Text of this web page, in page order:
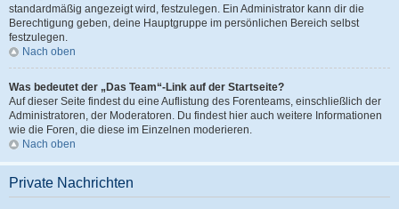
standardmäßig angezeigt wird, festzulegen. Ein Administrator kann dir die
Berechtigung geben, deine Hauptgruppe im persönlichen Bereich selbst
festzulegen.
Nach oben
Was bedeutet der „Das Team“-Link auf der Startseite?
Auf dieser Seite findest du eine Auflistung des Forenteams, einschließlich der
Administratoren, der Moderatoren. Du findest hier auch weitere Informationen
wie die Foren, die diese im Einzelnen moderieren.
Nach oben
Private Nachrichten